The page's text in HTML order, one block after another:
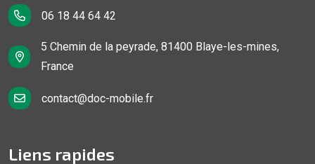
06 18 44 64 42
5 Chemin de la peyrade, 81400 Blaye-les-mines,
France
contact@doc-mobile.fr
Liens rapides